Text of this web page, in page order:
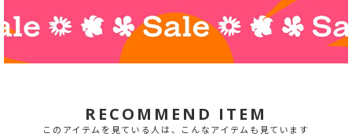
RECOMMEND ITEM
このアイテムを見ている人は、こんなアイテムも見ています